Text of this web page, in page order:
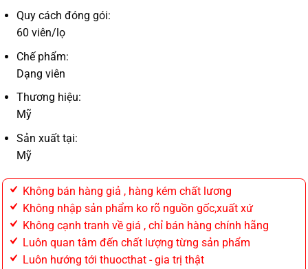
Quy cách đóng gói:
60 viên/lọ
Chế phẩm:
Dạng viên
Thương hiệu:
Mỹ
Sản xuất tại:
Mỹ
Không bán hàng giả , hàng kém chất lương
Không nhập sản phẩm ko rõ nguồn gốc,xuất xứ
Không cạnh tranh về giá , chỉ bán hàng chính hãng
Luôn quan tâm đến chất lượng từng sản phẩm
Luôn hướng tới thuocthat - gia trị thật